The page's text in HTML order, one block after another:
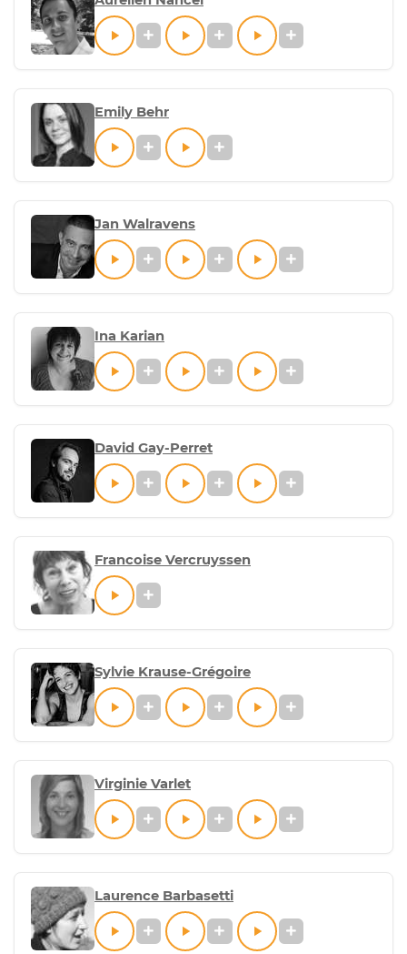
Emily Behr
Jan Walravens
Ina Karian
David Gay-Perret
Francoise Vercruyssen
Sylvie Krause-Grégoire
Virginie Varlet
Laurence Barbasetti